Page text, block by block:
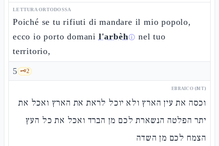
LETTURA ORTODOSSA
Poiché se tu rifiuti di mandare il mio popolo,
ecco io porto domani l'arbèhⓘ nel tuo
territorio,
5 🗝️2
EBRAICO (MT)
וכסה את עין הארץ ולא יוכל לראת את הארץ ואכל את
יתר הפלטה הנשארת לכם מן הברד ואכל את כל העץ
הצמח לכם מן השדה